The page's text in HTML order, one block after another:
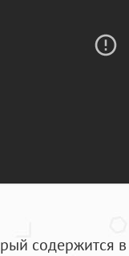
содержится